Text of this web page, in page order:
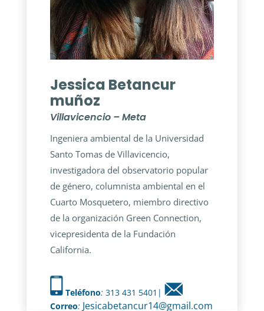
Jessica Betancur
muñoz
Villavicencio – Meta
Ingeniera ambiental de la Universidad
Santo Tomas de Villavicencio,
investigadora del observatorio popular
de género, columnista ambiental en el
Cuarto Mosquetero, miembro directivo
de la organización Green Connection,
vicepresidenta de la Fundación
California.
Teléfono: 313 431 5401|
Correo: Jesicabetancur14@gmail.com